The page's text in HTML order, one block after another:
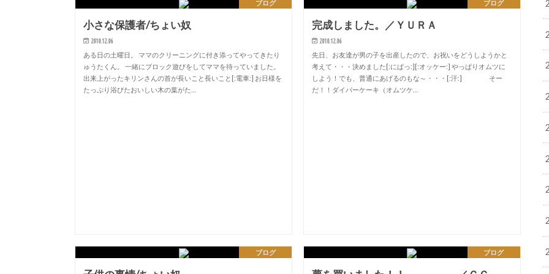
ブログ
小さな保護者/ちょい奴
2010.12.06
ある日の土曜日。 ママのクリーニングに付き添ってやってきたり
ゅうたくん。 一緒にブロック遊びをしてママを待っていました。
出来上がったキリンさんの首が長いこと長いこと[:電車:] お日様を
たっぷり浴びたおいしい木の葉がた…
ブログ
完成しました。／ＹＵＲＡ
2010.12.06
先日、お友達が男の子を出産したので、お祝いをどうしようかと
考えて・・・決めました[:にぱっ:][:オッケー:] やっぱりオムツに
しよう！でも、普通にあげるのもな～・・・[:汗:] そー
だ！！ダイパーケーキ（オムツケ…
ブログ ブログ